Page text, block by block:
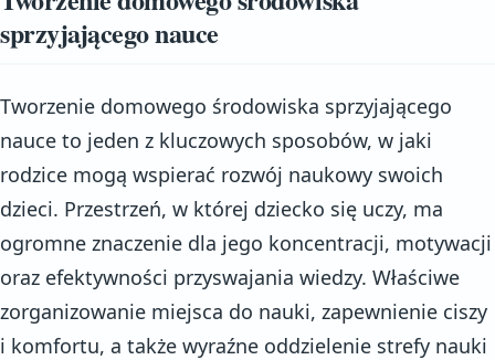
sprzyjającego nauce
Tworzenie domowego środowiska sprzyjającego
nauce to jeden z kluczowych sposobów, w jaki
rodzice mogą wspierać rozwój naukowy swoich
dzieci. Przestrzeń, w której dziecko się uczy, ma
ogromne znaczenie dla jego koncentracji, motywacji
oraz efektywności przyswajania wiedzy. Właściwe
zorganizowanie miejsca do nauki, zapewnienie ciszy
i komfortu, a także wyraźne oddzielenie strefy nauki